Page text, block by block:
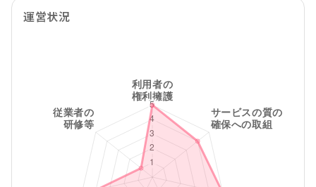
運営状況